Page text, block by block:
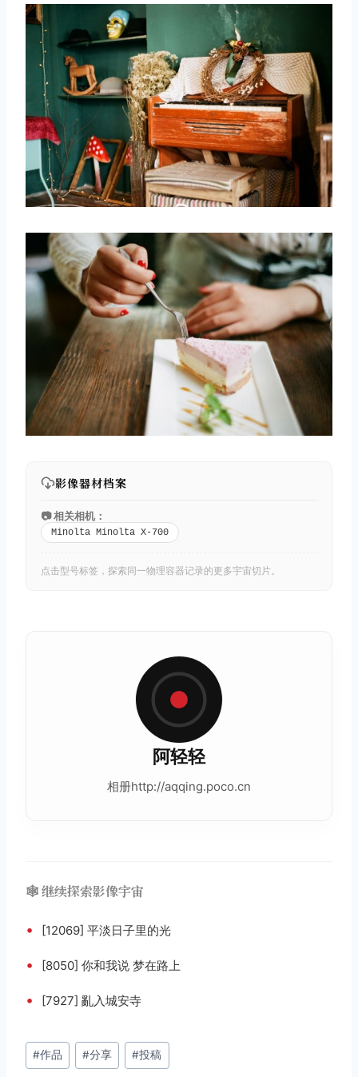
影像器材档案
📷 相关相机：
Minolta Minolta X-700
点击型号标签，探索同一物理容器记录的更多宇宙切片。
阿轻轻
相册http://aqqing.poco.cn
🕸️ 继续探索影像宇宙
• [12069] 平淡日子里的光
• [8050] 你和我说 梦在路上
• [7927] 亂入城安寺
文
章
#作品 #分享 #投稿
取消 搜索